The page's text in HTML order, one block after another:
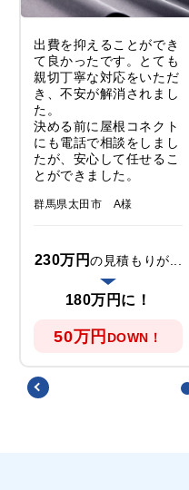
出費を抑えることができ
て良かったです。とても
親切丁寧な対応をいただ
き、不安が解消されまし
た。
決める前に屋根コネクト
にも電話で相談をしまし
たが、安心して任せるこ
とができました。
群馬県太田市 A様
230万円の見積もりが...
180万円に！
50万円 DOWN！